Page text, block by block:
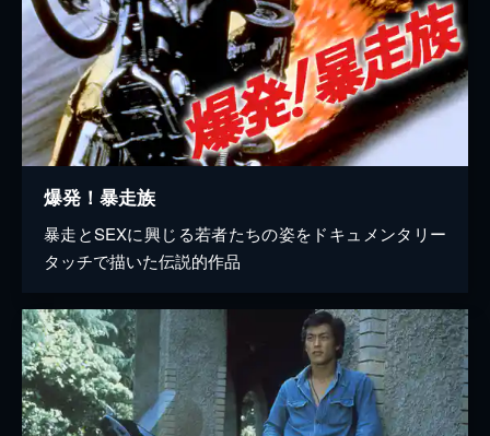
爆発！暴走族
暴走とSEXに興じる若者たちの姿をドキュメンタリー
タッチで描いた伝説的作品